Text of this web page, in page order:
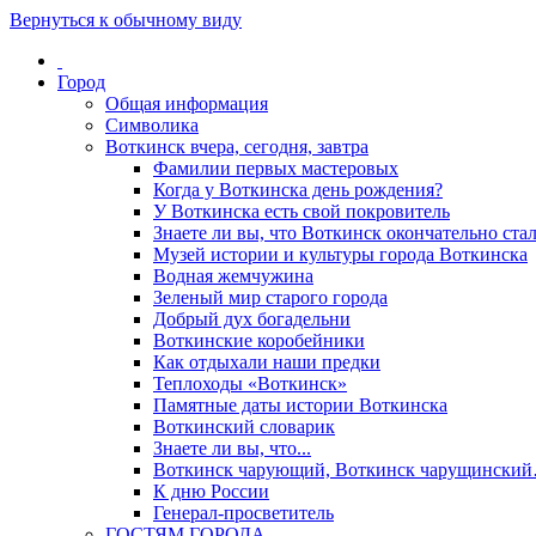
Вернуться к обычному виду
Город
Общая информация
Символика
Воткинск вчера, сегодня, завтра
Фамилии первых мастеровых
Когда у Воткинска день рождения?
У Воткинска есть свой покровитель
Знаете ли вы, что Воткинск окончательно
Музей истории и культуры города Воткинска
Водная жемчужина
Зеленый мир старого города
Добрый дух богадельни
Воткинские коробейники
Как отдыхали наши предки
Теплоходы «Воткинск»
Памятные даты истории Воткинска
Воткинский словарик
Знаете ли вы, что...
Воткинск чарующий, Воткинск
К дню России
Генерал-просветитель